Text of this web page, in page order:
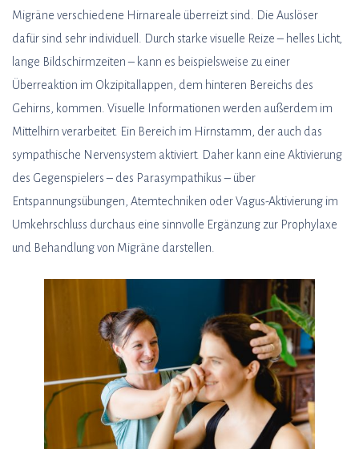
Migräne verschiedene Hirnareale überreizt sind. Die Auslöser
dafür sind sehr individuell. Durch starke visuelle Reize – helles Licht,
lange Bildschirmzeiten – kann es beispielsweise zu einer
Überreaktion im Okzipitallappen, dem hinteren Bereichs des
Gehirns, kommen. Visuelle Informationen werden außerdem im
Mittelhirn verarbeitet. Ein Bereich im Hirnstamm, der auch das
sympathische Nervensystem aktiviert. Daher kann eine Aktivierung
des Gegenspielers – des Parasympathikus – über
Entspannungsübungen, Atemtechniken oder Vagus-Aktivierung im
Umkehrschluss durchaus eine sinnvolle Ergänzung zur Prophylaxe
und Behandlung von Migräne darstellen.